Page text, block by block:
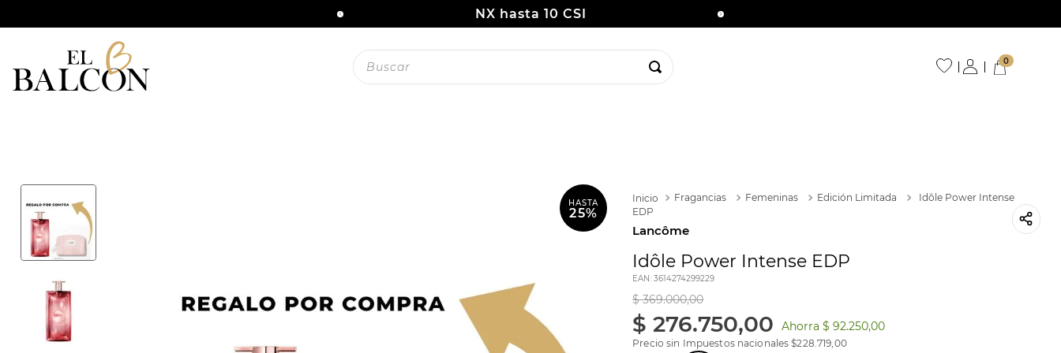
NX hasta 10 CSI
Buscar 0
HASTA
25%
Fragancias Femeninas Edición Limitada
Idôle Power Intense
EDP
Lancôme
Idôle Power Intense EDP
EAN:3614274299229
$ 369.000,00
$ 276.750,00 Ahorra$ 92.250,00
Precio sin Impuestos nacionales $228.719,00